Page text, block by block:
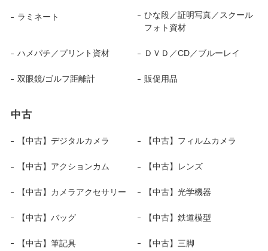
ラミネート
ひな段／証明写真／スクール
フォト資材
ハメパチ／プリント資材 ＤＶＤ／CD／ブルーレイ
双眼鏡/ゴルフ距離計 販促用品
中古
【中古】デジタルカメラ 【中古】フィルムカメラ
【中古】アクションカム 【中古】レンズ
【中古】カメラアクセサリー 【中古】光学機器
【中古】バッグ 【中古】鉄道模型
【中古】筆記具 【中古】三脚